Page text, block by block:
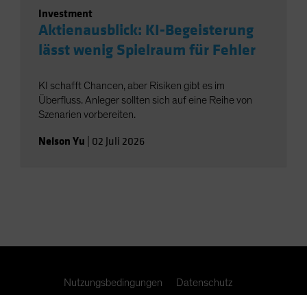
Investment
Aktienausblick: KI-Begeisterung
lässt wenig Spielraum für Fehler
KI schafft Chancen, aber Risiken gibt es im
Überfluss. Anleger sollten sich auf eine Reihe von
Szenarien vorbereiten.
Nelson Yu 02 Juli 2026
Nutzungsbedingungen Datenschutz